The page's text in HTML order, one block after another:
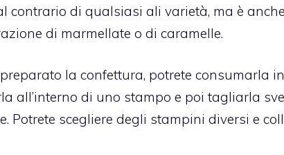
contrario di qualsiasi ali varietà, ma è
di marmellate o di caramelle.
la confettura, potrete consumarla
all’interno di uno stampo e poi tagliarla
Potrete scegliere degli stampini diversi e